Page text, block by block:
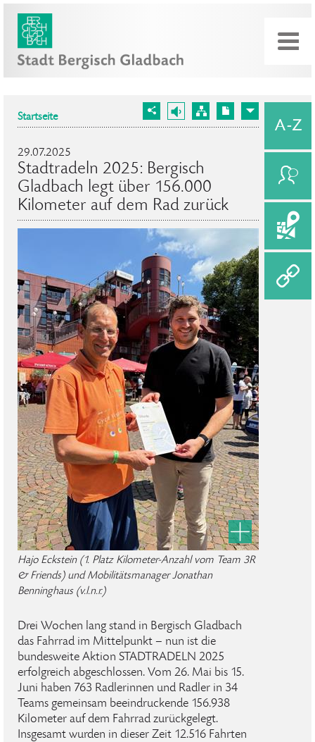
Startseite
29.07.2025
Stadtradeln 2025: Bergisch
Gladbach legt über 156.000
Kilometer auf dem Rad zurück
Hajo Eckstein (1. Platz Kilometer-Anzahl vom Team 3R
& Friends) und Mobilitätsmanager Jonathan
Benninghaus (v.l.n.r.)
Drei Wochen lang stand in Bergisch Gladbach
das Fahrrad im Mittelpunkt – nun ist die
bundesweite Aktion STADTRADELN 2025
erfolgreich abgeschlossen. Vom 26. Mai bis 15.
Juni haben 763 Radlerinnen und Radler in 34
Teams gemeinsam beeindruckende 156.938
Kilometer auf dem Fahrrad zurückgelegt.
Insgesamt wurden in dieser Zeit 12.516 Fahrten